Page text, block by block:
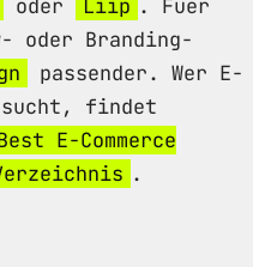
oder Liip . Fuer
oder Branding-
passender. Wer E-
sucht, findet
E-Commerce
.